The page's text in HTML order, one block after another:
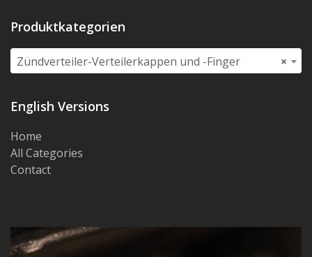
Produktkategorien
×
Zündverteiler-Verteilerkappen und -Finger
English Versions
Home
All Categories
Contact